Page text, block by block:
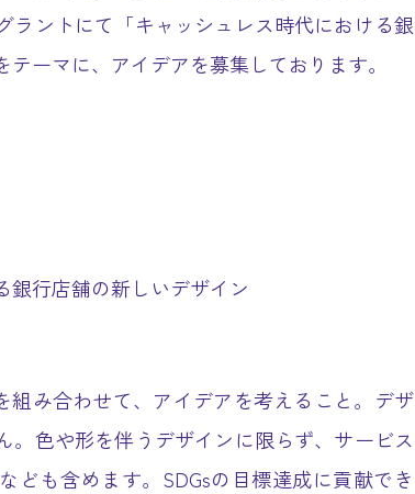
ラントにて「キャッシュレス時代における銀
ーマに、アイデアを募集しております。
銀行店舗の新しいデザイン
み合わせて、アイデアを考えること。デザ
。色や形を伴うデザインに限らず、サービス
ども含めます。SDGsの目標達成に貢献でき